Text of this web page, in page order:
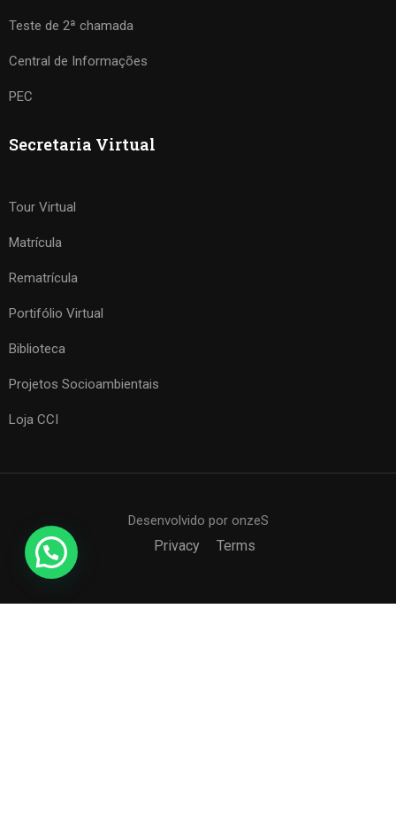
Teste de 2ª chamada
Central de Informações
PEC
Secretaria Virtual
Tour Virtual
Matrícula
Rematrícula
Portifólio Virtual
Biblioteca
Projetos Socioambientais
Loja CCI
Desenvolvido por onzeS
Privacy Terms